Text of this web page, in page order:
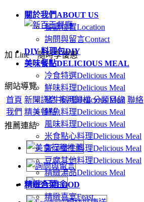
關於我們ABOUT US
餐廳位置Location
詢問與留言Contact
DIY 料理包DIY
美味餐點DELICIOUS MEAL
冷食特選Delicious Meal
鮮味料理Delicious Meal
豬牛料理Delicious Meal
鮮魚料理Delicious Meal
風味料理Delicious Meal
米食點心料理Delicious Meal
青菜養生料理Delicious Meal
豆腐其他料理Delicious Meal
精緻湯品Delicious Meal
精緻合菜FOOD
精緻喜宴Feast
加 Line．隨時享優惠
網站導覽
首頁 新聞訊息 按月歸檔 分類目錄 聯絡
我們 精美餐點
推薦連結